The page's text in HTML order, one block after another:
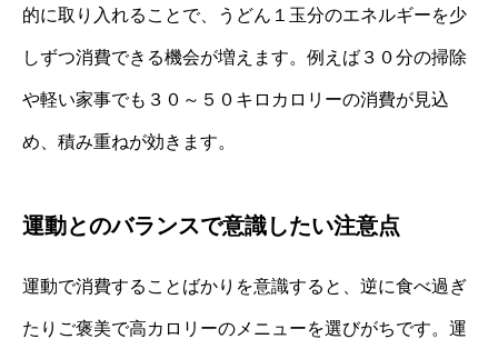
的に取り入れることで、うどん１玉分のエネルギーを少
しずつ消費できる機会が増えます。例えば３０分の掃除
や軽い家事でも３０～５０キロカロリーの消費が見込
め、積み重ねが効きます。
運動とのバランスで意識したい注意点
運動で消費することばかりを意識すると、逆に食べ過ぎ
たりご褒美で高カロリーのメニューを選びがちです。運